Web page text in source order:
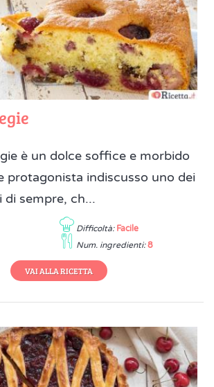
è un dolce soffice e morbido
protagonista indiscusso uno dei
sempre, ch...
Difficoltà: Facile
Num. ingredienti: 8
VAI ALLA RICETTA